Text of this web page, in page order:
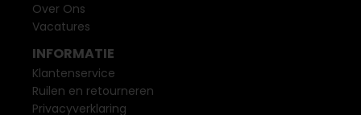
Over Ons
Vacatures
INFORMATIE
Klantenservice
Ruilen en retourneren
Privacyverklaring